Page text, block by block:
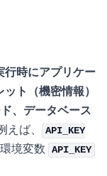
行時にアプリケー
ト（機密情報）
、データベース
えば、
API_KEY
境変数 API_KEY